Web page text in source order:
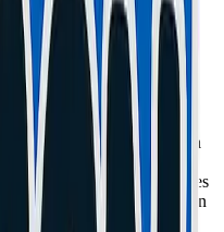
de votre téléphone à
nous sommes
fiable de smartphones toutes
, un Samsung Galaxy
, un
Android, nos techniciens